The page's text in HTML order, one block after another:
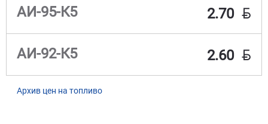
АИ-95-К5 2.70 BYN
АИ-92-К5 2.60 BYN
Архив цен на топливо